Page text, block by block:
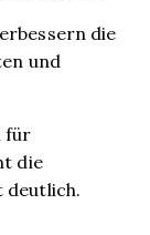
die
und
für
die
deutlich.